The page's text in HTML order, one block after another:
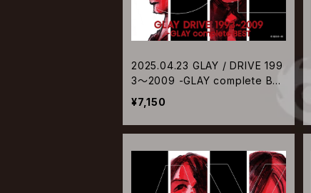
2025.04.23 GLAY / DRIVE 199
3～2009 -GLAY complete BES
T【CD+Blu-ray】
¥7,150